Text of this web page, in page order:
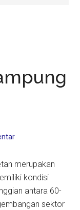
merupakan
kondisi
antara 60-
sektor